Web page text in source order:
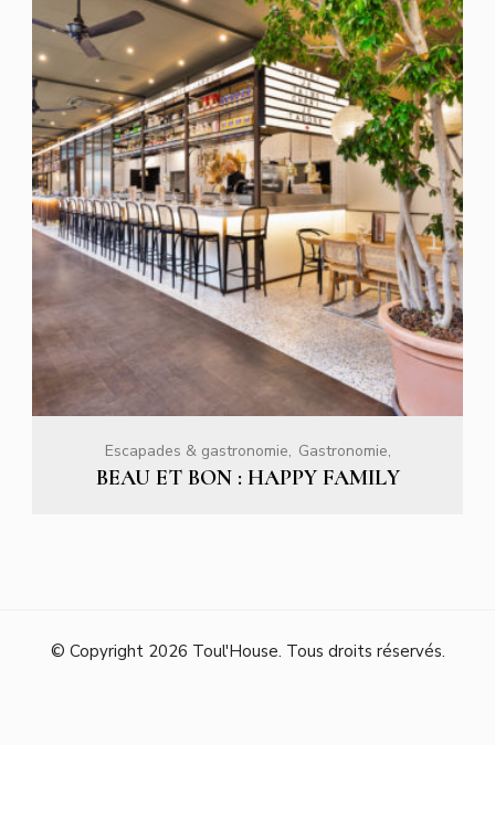
Escapades & gastronomie Gastronomie
BEAU ET BON : HAPPY FAMILY
© Copyright 2026 Toul'House. Tous droits réservés.